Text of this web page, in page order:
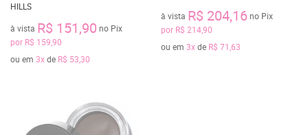
HILLS
à vista R$ 151,90 no Pix
por R$ 159,90
ou em 3xde R$ 53,30
à vista R$ 204,16no Pix
por R$ 214,90
ou em 3xde R$ 71,63